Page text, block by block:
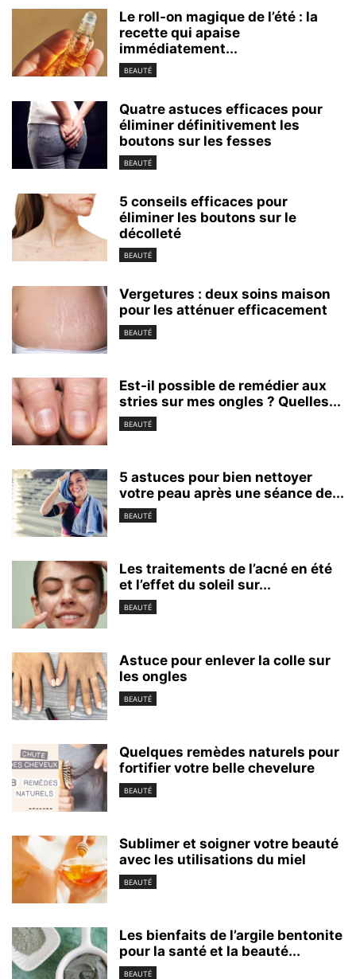
Le roll-on magique de l’été : la
recette qui apaise
immédiatement...
BEAUTÉ
Quatre astuces efficaces pour
éliminer définitivement les
boutons sur les fesses
BEAUTÉ
5 conseils efficaces pour
éliminer les boutons sur le
décolleté
BEAUTÉ
Vergetures : deux soins maison
pour les atténuer efficacement
BEAUTÉ
Est-il possible de remédier aux
stries sur mes ongles ? Quelles...
BEAUTÉ
5 astuces pour bien nettoyer
votre peau après une séance de...
BEAUTÉ
Les traitements de l’acné en été
et l’effet du soleil sur...
BEAUTÉ
Astuce pour enlever la colle sur
les ongles
BEAUTÉ
Quelques remèdes naturels pour
fortifier votre belle chevelure
BEAUTÉ
Sublimer et soigner votre beauté
avec les utilisations du miel
BEAUTÉ
Les bienfaits de l’argile bentonite
pour la santé et la beauté...
BEAUTÉ